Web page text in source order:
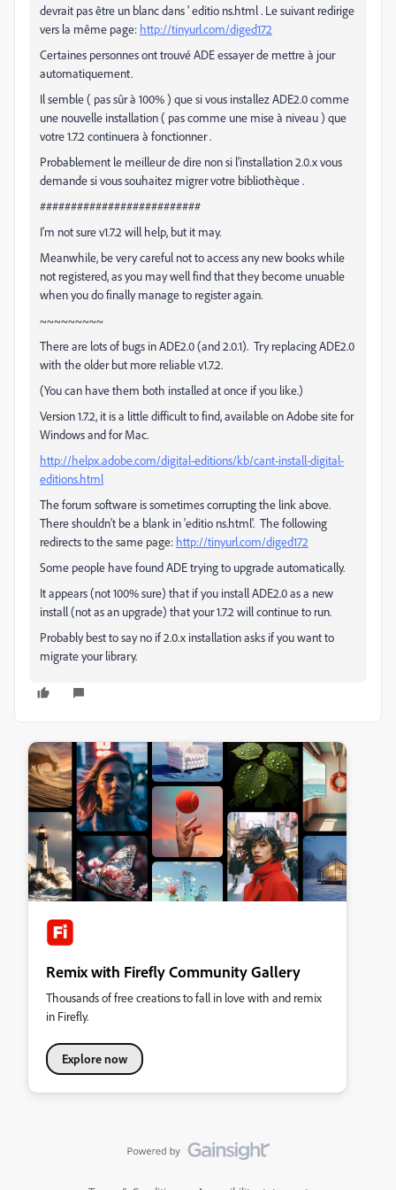
devrait pas être un blanc dans ' editio ns.html . Le suivant redirige
vers la même page: http://tinyurl.com/diged172
Certaines personnes ont trouvé ADE essayer de mettre à jour
automatiquement.
Il semble ( pas sûr à 100% ) que si vous installez ADE2.0 comme
une nouvelle installation ( pas comme une mise à niveau ) que
votre 1.7.2 continuera à fonctionner .
Probablement le meilleur de dire non si l'installation 2.0.x vous
demande si vous souhaitez migrer votre bibliothèque .
##########################
I'm not sure v1.7.2 will help, but it may.
Meanwhile, be very careful not to access any new books while
not registered, as you may well find that they become unuable
when you do finally manage to register again.
~~~~~~~~~
There are lots of bugs in ADE2.0 (and 2.0.1). Try replacing ADE2.0
with the older but more reliable v1.7.2.
(You can have them both installed at once if you like.)
Version 1.7.2, it is a little difficult to find, available on Adobe site for
Windows and for Mac.
http://helpx.adobe.com/digital-editions/kb/cant-install-digital-
editions.html
The forum software is sometimes corrupting the link above.
There shouldn't be a blank in 'editio ns.html'. The following
redirects to the same page: http://tinyurl.com/diged172
Some people have found ADE trying to upgrade automatically.
It appears (not 100% sure) that if you install ADE2.0 as a new
install (not as an upgrade) that your 1.7.2 will continue to run.
Probably best to say no if 2.0.x installation asks if you want to
migrate your library.
Remix with Firefly Community Gallery
Thousands of free creations to fall in love with and remix
in Firefly.
Explore now